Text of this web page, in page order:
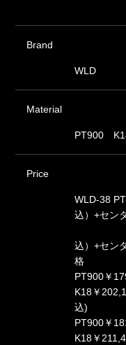
Brand
WLD
Material
PT900
Price
WLD-38
込）+セン
K18
込）+セン
格
PT900￥
K18￥
込)
PT900￥
K18￥